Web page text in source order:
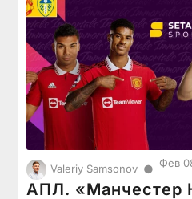
Valeriy Samsonov ● Фев
АПЛ. «Манчестер